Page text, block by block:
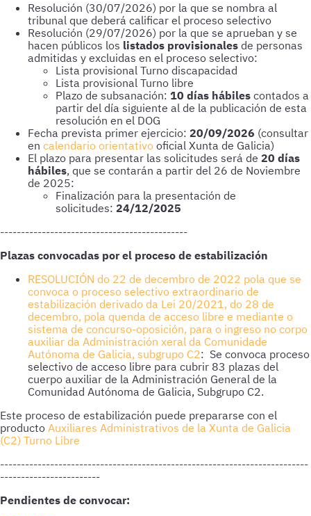
Resolución (30/07/2026) por la que se nombra al
tribunal que deberá calificar el proceso selectivo
Resolución (29/07/2026) por la que se aprueban y se
hacen públicos los listados provisionales de personas
admitidas y excluidas en el proceso selectivo:
Lista provisional Turno discapacidad
Lista provisional Turno libre
Plazo de subsanación: 10 días hábiles contados a
partir del día siguiente al de la publicación de esta
resolución en el DOG
Fecha prevista primer ejercicio: 20/09/2026 (consultar
en calendario orientativo oficial Xunta de Galicia)
El plazo para presentar las solicitudes será de 20 días
hábiles, que se contarán a partir del 26 de Noviembre
de 2025:
Finalización para la presentación de
solicitudes: 24/12/2025
---------------------------------------------
Plazas convocadas por el proceso de estabilización
RESOLUCIÓN do 22 de decembro de 2022 pola que se
convoca o proceso selectivo extraordinario de
estabilización derivado da Lei 20/2021, do 28 de
decembro, pola quenda de acceso libre e mediante o
sistema de concurso-oposición, para o ingreso no corpo
auxiliar da Administración xeral da Comunidade
Autónoma de Galicia, subgrupo C2: Se convoca proceso
selectivo de acceso libre para cubrir 83 plazas del
cuerpo auxiliar de la Administración General de la
Comunidad Autónoma de Galicia, Subgrupo C2.
Este proceso de estabilización puede prepararse con el
producto Auxiliares Administrativos de la Xunta de Galicia
(C2) Turno Libre
--------------------------------------------------------------------------
------------------------
Pendientes de convocar: